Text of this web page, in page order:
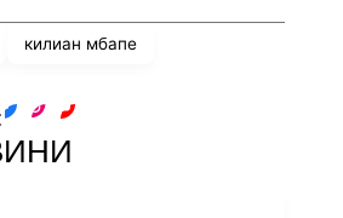
килиан мбапе